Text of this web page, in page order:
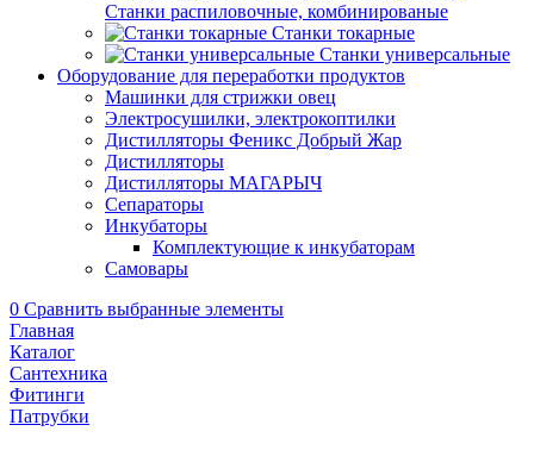
Станки распиловочные, комбинированые
Станки токарные
Станки универсальные
Оборудование для переработки продуктов
Машинки для стрижки овец
Электросушилки, электрокоптилки
Дистилляторы Феникс Добрый Жар
Дистилляторы
Дистилляторы МАГАРЫЧ
Сепараторы
Инкубаторы
Комплектующие к инкубаторам
Самовары
0 Сравнить выбранные элементы
Главная
Каталог
Сантехника
Фитинги
Патрубки